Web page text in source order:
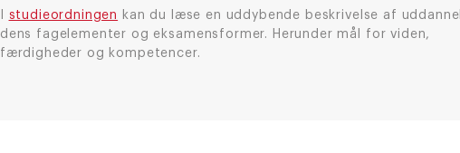
studieordningen
kan du læse en uddybende beskrivelse af
dens fagelementer og eksamensformer. Herunder mål for viden,
færdigheder og kompetencer.